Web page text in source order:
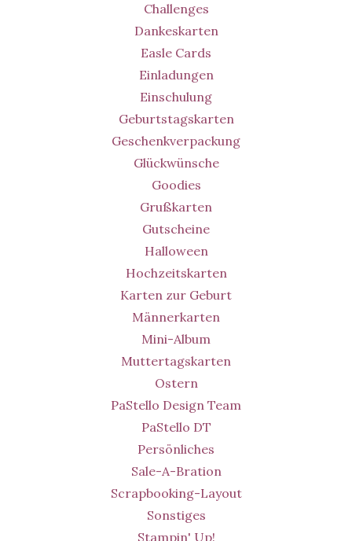
Challenges
Dankeskarten
Easle Cards
Einladungen
Einschulung
Geburtstagskarten
Geschenkverpackung
Glückwünsche
Goodies
Grußkarten
Gutscheine
Halloween
Hochzeitskarten
Karten zur Geburt
Männerkarten
Mini-Album
Muttertagskarten
Ostern
PaStello Design Team
PaStello DT
Persönliches
Sale-A-Bration
Scrapbooking-Layout
Sonstiges
Stampin' Up!